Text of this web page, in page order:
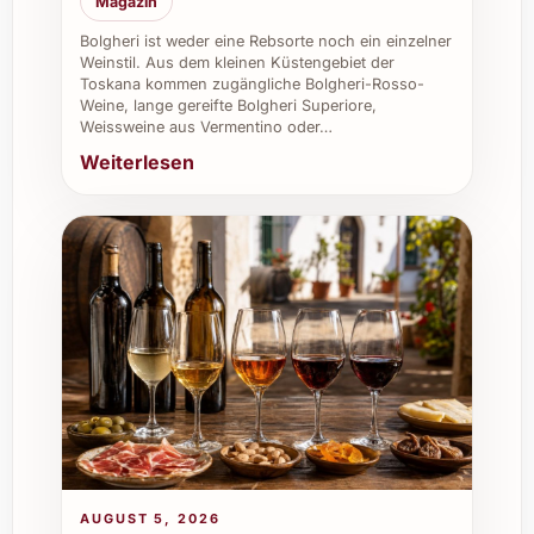
Fino-Sherrys?
La Ina gehört zu den exklusiveren Fino-
Sherrys mit einer besonders präzisen
Herstellung und einem ausgewogenen
Profil, das Frische mit Eleganz verbindet.
Individuelle Vorteile und
Einsatzmöglichkeiten
Private Feiern:Verleiht jeden Anlass
wie Geburtstage, Weihnachten oder
Silvester ein stilvolles Flair.
Sommerfeste:Erfrischend und leicht
begleitet er Grilladen und sommerliche
Speisen perfekt.
Gastronomie und Restaurants:Ein
hochwertiges Angebot für
Bolgheri ist weder eine Rebsorte noch ein einzelner
Weinstil. Aus dem kleinen Küstengebiet der
Toskana kommen zugängliche Bolgheri-Rosso-
Weine, lange gereifte Bolgheri Superiore,
Weissweine aus Vermentino oder…
Weiterlesen
AUGUST 5, 2026